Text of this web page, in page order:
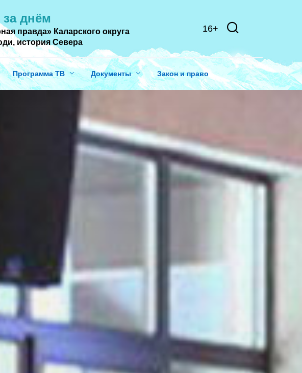
днём
правда» Каларского округа
история Cевера
16+
Программа ТВ Документы Закон и право